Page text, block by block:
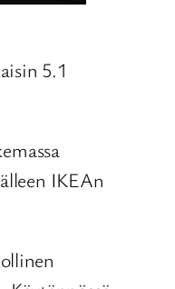
5.1
IKEAn